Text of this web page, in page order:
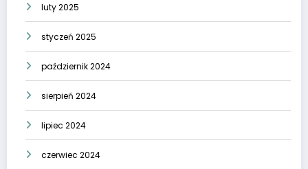
luty 2025
styczeń 2025
październik 2024
sierpień 2024
lipiec 2024
czerwiec 2024